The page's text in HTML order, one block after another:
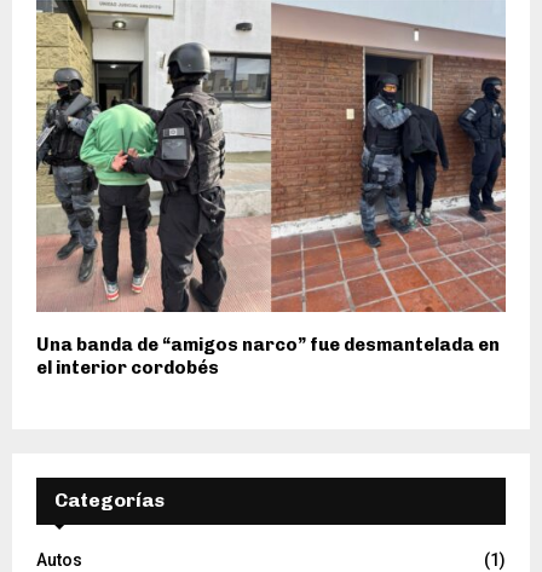
Una banda de “amigos narco” fue desmantelada en
el interior cordobés
Categorías
Autos
(1)